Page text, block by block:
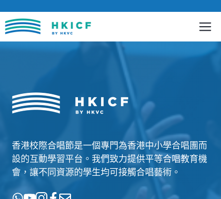
至
內
香港校際合唱節是一個專門為香港中小學合唱團而
設的互動學習平台。我們致力提供平等合唱教育機
會，讓不同資源的學生均可接觸合唱藝術。